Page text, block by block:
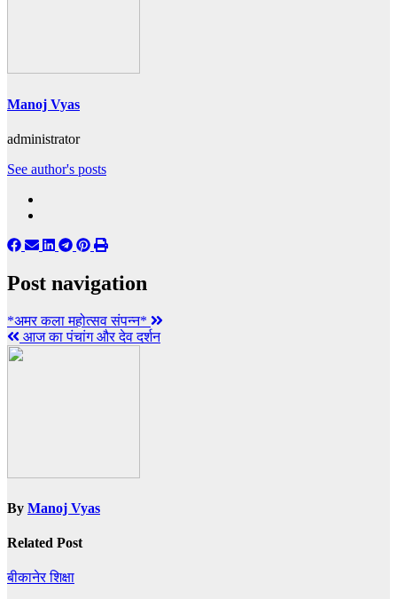
Manoj Vyas
administrator
See author's posts
Post navigation
*अमर कला महोत्सव संपन्न*
आज का पंचांग और देव दर्शन
By Manoj Vyas
Related Post
बीकानेरशिक्षा